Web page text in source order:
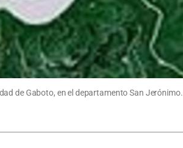
de Gaboto, en el departamento San Jerónimo.